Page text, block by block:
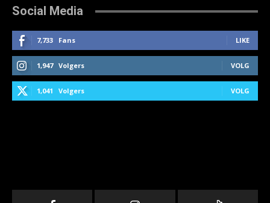
Social Media
7,733 Fans LIKE
1,947 Volgers VOLG
1,041 Volgers VOLG